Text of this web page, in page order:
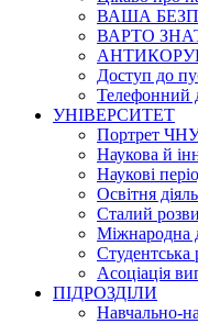
ВАША
ВАРТО
Доступ до
Телефонний
УНІВЕРСИТЕТ
Портрет
Наукова й
Наукові
Освітня
Сталий
Міжнародна
Студентська
Асоціація
ПІДРОЗДІЛИ
Навчально-